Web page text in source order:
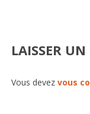
LAISSER
Vous devez vous